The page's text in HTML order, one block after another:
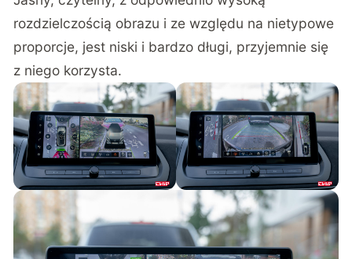
rozdzielczością obrazu i ze względu na nietypowe
proporcje, jest niski i bardzo długi, przyjemnie się
z niego korzysta.